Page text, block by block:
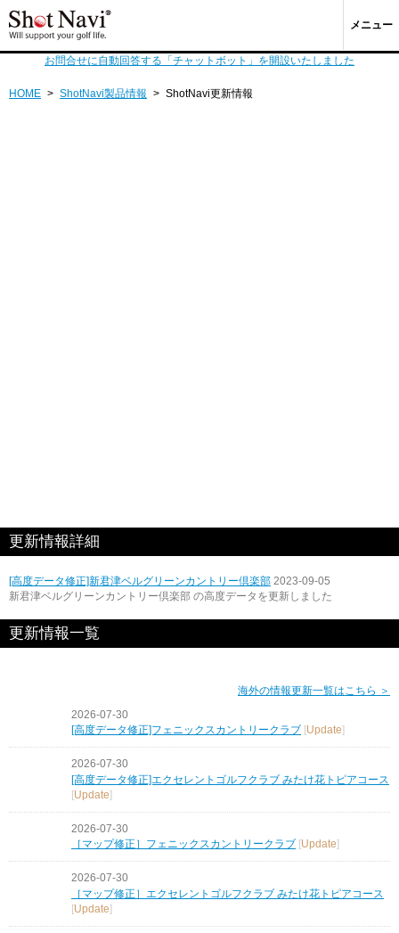
メニュー
お問合せに自動回答する「チャットボット」を開設いたしました
HOME > ShotNavi製品情報 > ShotNavi更新情報
更新情報詳細
[高度データ修正]新君津ベルグリーンカントリー倶楽部 2023-09-05
新君津ベルグリーンカントリー倶楽部 の高度データを更新しました
更新情報一覧
海外の情報更新一覧はこちら ＞
2026-07-30
[高度データ修正]フェニックスカントリークラブ
Update
2026-07-30
[高度データ修正]エクセレントゴルフクラブ みたけ花トピアコース
[Update]
2026-07-30
［マップ修正］フェニックスカントリークラブ [Update]
2026-07-30
［マップ修正］エクセレントゴルフクラブ みたけ花トピアコース
[Update]